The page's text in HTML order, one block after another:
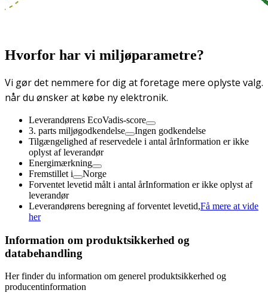
Hvorfor har vi miljøparametre?
Vi gør det nemmere for dig at foretage mere oplyste valg.
når du ønsker at købe ny elektronik.
Leverandørens EcoVadis-score
3. parts miljøgodkendelse
Ingen godkendelse
Tilgængelighed af reservedele i antal årInformation er ikke
oplyst af leverandør
Energimærkning
Fremstillet i
Norge
Forventet levetid målt i antal årInformation er ikke oplyst af
leverandør
Leverandørens beregning af forventet levetid,Få mere at vide
her
Information om produktsikkerhed og
databehandling
Her finder du information om generel produktsikkerhed og
producentinformation